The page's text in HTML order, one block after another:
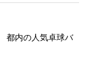
都内の人気卓球バ